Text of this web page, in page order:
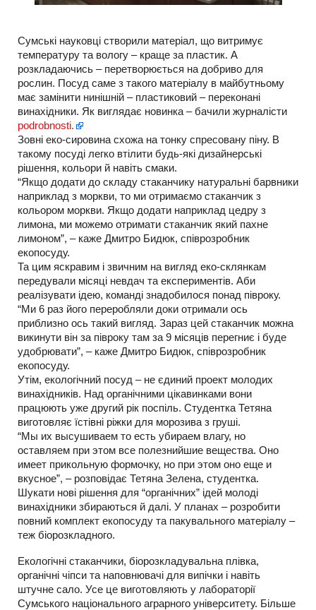
Сумські науковці створили матеріал, що витримує
температуру та вологу – краще за пластик. А
розкладаючись – перетворюється на добриво для
рослин. Посуд саме з такого матеріалу в майбутньому
має замінити нинішній – пластиковий – переконані
винахідники. Як виглядає новинка – бачили журналісти
podrobnosti.
Зовні еко-сировина схожа на тонку спресовану піну. В
такому посуді легко втілити будь-які дизайнерські
рішення, кольори й навіть смаки.
“Якщо додати до складу стаканчику натуральні барвники
наприклад з моркви, то ми отримаємо стаканчик з
кольором моркви. Якщо додати наприклад цедру з
лимона, ми можемо отримати стаканчик який пахне
лимоном”, – каже Дмитро Бидюк, співрозробник
екопосуду.
Та цим яскравим і звичним на вигляд еко-склянкам
передували місяці невдач та експериментів. Аби
реалізувати ідею, команді знадобилося понад півроку.
“Ми 6 раз його переробляли доки отримали ось
приблизно ось такий вигляд. Зараз цей стаканчик можна
викинути він за півроку там за 9 місяців перегниє і буде
удобрювати”, – каже Дмитро Бидюк, співрозробник
екопосуду.
Утім, екологічний посуд – не єдиний проект молодих
винахідників. Над органічними цікавинками вони
працюють уже другий рік поспіль. Студентка Тетяна
виготовляє їстівні ріжки для морозива з груші.
“Мы их высушиваем то есть убираем влагу, но
оставляем при этом все полезнийшие вещества. Оно
имеет прикольную формочку, но при этом оно еще и
вкусное”, – розповідає Тетяна Зелена, студентка.
Шукати нові рішення для “органічних” ідей молоді
винахідники збираються й далі. У планах – розробити
повний комплект екопосуду та пакувального матеріалу –
теж біорозкладного.
Екологічні стаканчики, біорозкладувальна плівка,
органічні чіпси та наповнювачі для випічки і навіть
штучне сало. Усе це виготовляють у лабораторії
Сумського національного аграрного університету. Більше